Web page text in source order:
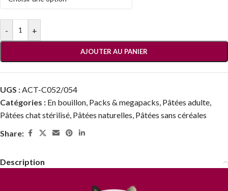
- +
AJOUTER AU PANIER
UGS :ACT-C052/054
Catégories : En bouillon, Packs & megapacks, Pâtées adulte,
Pâtées chat stérilisé, Pâtées naturelles, Pâtées sans céréales
Share:
Description